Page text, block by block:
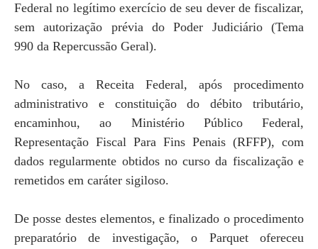
Federal no legítimo exercício de seu dever de fiscalizar,
sem autorização prévia do Poder Judiciário (Tema
990 da Repercussão Geral).
No caso, a Receita Federal, após procedimento
administrativo e constituição do débito tributário,
encaminhou, ao Ministério Público Federal,
Representação Fiscal Para Fins Penais (RFFP), com
dados regularmente obtidos no curso da fiscalização e
remetidos em caráter sigiloso.
De posse destes elementos, e finalizado o procedimento
preparatório de investigação, o Parquet ofereceu